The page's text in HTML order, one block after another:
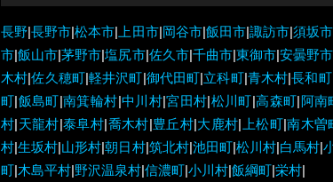
長野 |長野市 |松本市 上田市| 岡谷市| 飯田市| 諏訪市 |須坂市
市 |飯山市 |茅野市 |塩尻市| 佐久市| 千曲市| 東御市 |安曇野市
木村 |佐久穂町| 軽井沢町 御代田町 立科町| 青木村 |長和町
町 飯島町 南箕輪村 中川村| 宮田村 松川町 高森町 阿南
村 天龍村 泰阜村 喬木村 豊丘村 大鹿村 上松町| 南木曽
村 |生坂村 山形村 |朝日村| 筑北村| 池田町| 松川村 白馬村 |
町 木島平村 野沢温泉村 信濃町 小川村 飯綱町 栄村